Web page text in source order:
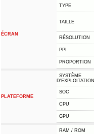
ÉCRAN
TYPE
TAILLE
RÉSOLUTION
PPI
PROPORTION
PLATEFORME
SYSTÈME
D'EXPLOITATION
SOC
CPU
GPU
RAM / ROM